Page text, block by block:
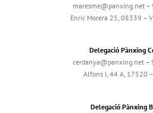
maresme@panxing.net
Enric Morera 25, 08339 –
Delegació Pànxing
cerdanya@panxing.net –
Alfons I, 44 A, 17520
Delegació Pànxing